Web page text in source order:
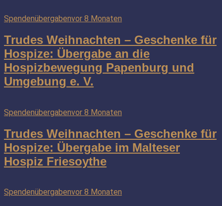
Spendenübergabenvor 8 Monaten
Trudes Weihnachten – Geschenke für
Hospize: Übergabe an die
Hospizbewegung Papenburg und
Umgebung e. V.
Spendenübergabenvor 8 Monaten
Trudes Weihnachten – Geschenke für
Hospize: Übergabe im Malteser
Hospiz Friesoythe
Spendenübergabenvor 8 Monaten